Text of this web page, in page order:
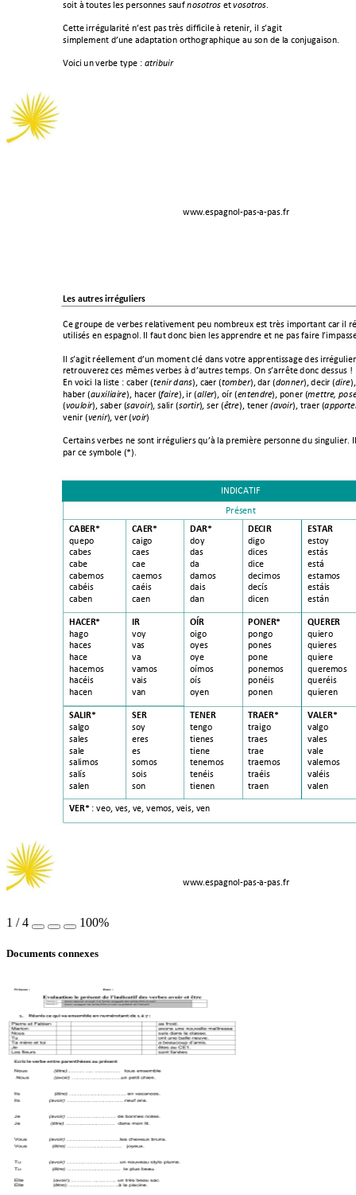
www.espagnol-pas-a-pas.fr
soit à toutes les personnes sauf nosotros et vosotros.
Cette irrégularité n’est pas très difficile à retenir, il s’agit
simplement d’une adaptation orthographique au son de la conjugaison.
Voici un verbe type : atribuir
www.espagnol-pas-a-pas.fr
Les autres irréguliers
Ce groupe de verbes relativement peu nombreux est très important car il
utilisés en espagnol. Il faut donc bien les apprendre et ne pas faire
Il s’agit réellement d’un moment clé dans votre apprentissage des
retrouverez ces mêmes verbes à d’autres temps. On s’arrête donc dessus !
En voici la liste : caber (tenir dans), caer (tomber), dar (donner), decir (dire
haber (auxiliaire), hacer (faire), ir (aller), oír (entendre), poner (mettre, po
(vouloir), saber (savoir), salir (sortir), ser (être), tener (avoir), traer (
venir (venir), ver (voir)
Certains verbes ne sont irréguliers qu’à la première personne du singulier.
par ce symbole (*)
CABER*
quepo
cabes
cabe
cabemos
cabéis
caben
CAER*
caigo
caes
cae
caemos
caéis
caen
DAR*
doy
das
da
damos
dais
dan
INDICATIF
Présent
DECIR
digo
dices
dice
decimos
decís
dicen
ESTAR
estoy
estás
está
estamos
estáis
están
HACER*
hago
haces
hace
hacemos
hacéis
hacen
IR
voy
vas
va
vamos
vais
van
OÍR
oigo
oyes
oye
oímos
oís
oyen
PONER*
pongo
pones
pone
ponemos
ponéis
ponen
QUERER
quiero
quieres
quiere
queremos
queréis
quieren
SALIR*
salgo
sales
sale
salimos
salís
salen
SER
soy
eres
es
somos
sois
son
TENER
tengo
tienes
tiene
tenemos
tenéis
tienen
TRAER*
traigo
traes
trae
traemos
traéis
traen
VALER*
valgo
vales
vale
valemos
valéis
valen
VER* : veo, ves, ve, vemos, veis, ven
1 /4 100%
Documents connexes